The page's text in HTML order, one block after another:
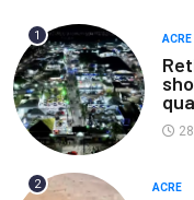
1 ACRE
2 ACRE